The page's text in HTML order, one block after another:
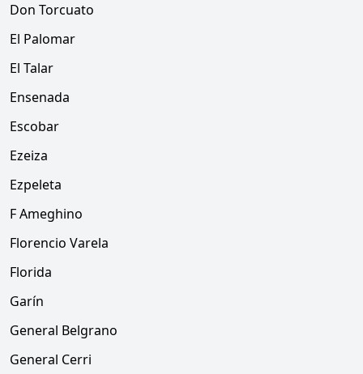
Don Torcuato
El Palomar
El Talar
Ensenada
Escobar
Ezeiza
Ezpeleta
F Ameghino
Florencio Varela
Florida
Garín
General Belgrano
General Cerri